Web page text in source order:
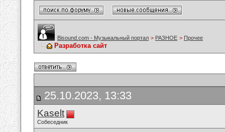
Bisound.com - Музыкальный портал > РАЗНОЕ > Прочее
Разработка сайт
25.10.2023, 13:33
Kaselt
Собеседник